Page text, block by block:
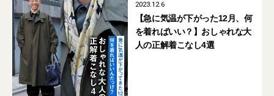
2023.12.6
【急に気温が下がった12月、何
を着ればいい？】おしゃれな大
人の正解着こなし4選